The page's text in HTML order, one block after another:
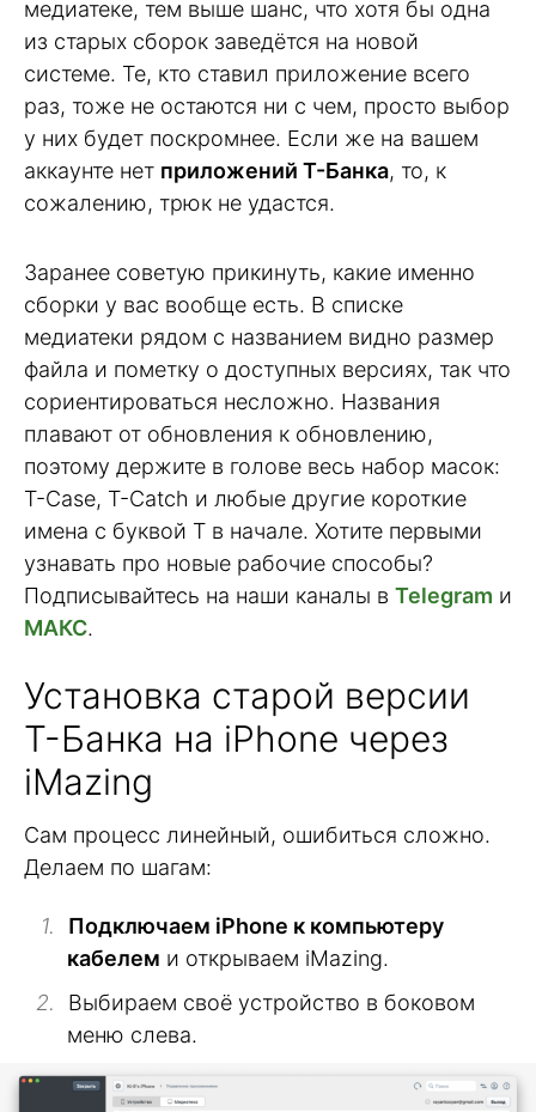
медиатеке, тем выше шанс, что хотя бы одна
из старых сборок заведётся на новой
системе. Те, кто ставил приложение всего
раз, тоже не остаются ни с чем, просто выбор
у них будет поскромнее. Если же на вашем
аккаунте нет приложений Т-Банка, то, к
сожалению, трюк не удастся.
Заранее советую прикинуть, какие именно
сборки у вас вообще есть. В списке
медиатеки рядом с названием видно размер
файла и пометку о доступных версиях, так что
сориентироваться несложно. Названия
плавают от обновления к обновлению,
поэтому держите в голове весь набор масок:
T-Case, T-Catch и любые другие короткие
имена с буквой T в начале. Хотите первыми
узнавать про новые рабочие способы?
Подписывайтесь на наши каналы в Telegram и
МАКС.
Установка старой версии
Т-Банка на iPhone через
iMazing
Сам процесс линейный, ошибиться сложно.
Делаем по шагам:
Подключаем iPhone к компьютеру
кабелем и открываем iMazing.
Выбираем своё устройство в боковом
меню слева.